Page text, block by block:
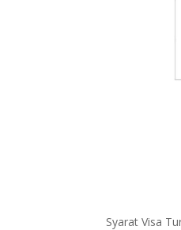
Syarat Visa